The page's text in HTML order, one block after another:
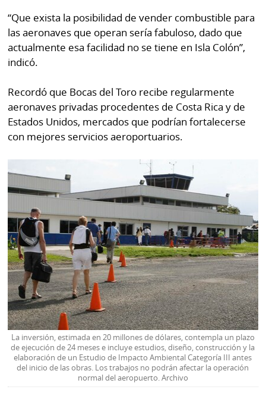
“Que exista la posibilidad de vender combustible para
las aeronaves que operan sería fabuloso, dado que
actualmente esa facilidad no se tiene en Isla Colón”,
indicó.
Recordó que Bocas del Toro recibe regularmente
aeronaves privadas procedentes de Costa Rica y de
Estados Unidos, mercados que podrían fortalecerse
con mejores servicios aeroportuarios.
La inversión, estimada en 20 millones de dólares, contempla un plazo
de ejecución de 24 meses e incluye estudios, diseño, construcción y la
elaboración de un Estudio de Impacto Ambiental Categoría III antes
del inicio de las obras. Los trabajos no podrán afectar la operación
normal del aeropuerto. Archivo